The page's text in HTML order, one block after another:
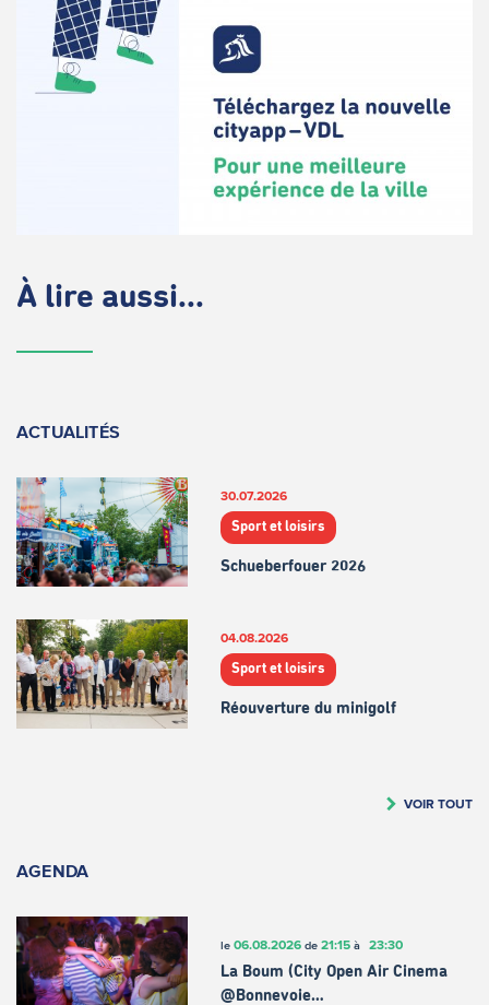
À lire aussi...
ACTUALITÉS
30.07.2026
Sport et loisirs
Schueberfouer 2026
04.08.2026
Sport et loisirs
Réouverture du minigolf
VOIR TOUT
AGENDA
le 06.08.2026de 21:15à 23:30
La Boum (City Open Air Cinema
@Bonnevoie…